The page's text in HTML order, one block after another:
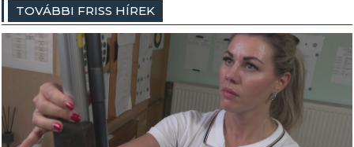
TOVÁBBI FRISS HÍREK